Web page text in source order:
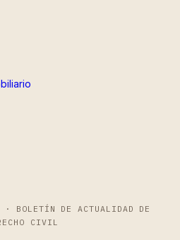
BOLETÍN DE ACTUALIDAD DE
CIVIL